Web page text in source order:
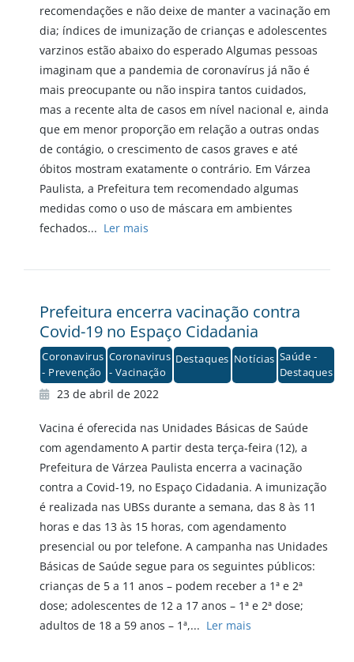
recomendações e não deixe de manter a vacinação em
dia; índices de imunização de crianças e adolescentes
varzinos estão abaixo do esperado Algumas pessoas
imaginam que a pandemia de coronavírus já não é
mais preocupante ou não inspira tantos cuidados,
mas a recente alta de casos em nível nacional e, ainda
que em menor proporção em relação a outras ondas
de contágio, o crescimento de casos graves e até
óbitos mostram exatamente o contrário. Em Várzea
Paulista, a Prefeitura tem recomendado algumas
medidas como o uso de máscara em ambientes
fechados... Ler mais
Prefeitura encerra vacinação contra
Covid-19 no Espaço Cidadania
Coronavirus
- Prevenção
Coronavirus
- Vacinação
Destaques Notícias Saúde -
Destaques
23 de abril de 2022
Vacina é oferecida nas Unidades Básicas de Saúde
com agendamento A partir desta terça-feira (12), a
Prefeitura de Várzea Paulista encerra a vacinação
contra a Covid-19, no Espaço Cidadania. A imunização
é realizada nas UBSs durante a semana, das 8 às 11
horas e das 13 às 15 horas, com agendamento
presencial ou por telefone. A campanha nas Unidades
Básicas de Saúde segue para os seguintes públicos:
crianças de 5 a 11 anos – podem receber a 1ª e 2ª
dose; adolescentes de 12 a 17 anos – 1ª e 2ª dose;
adultos de 18 a 59 anos – 1ª,... Ler mais